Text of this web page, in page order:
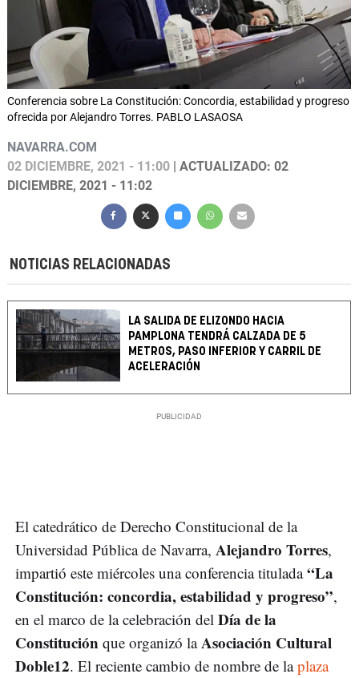
Conferencia sobre La Constitución: Concordia, estabilidad y progreso
ofrecida por Alejandro Torres. PABLO LASAOSA
NAVARRA.COM
02 DICIEMBRE, 2021 - 11:00 | ACTUALIZADO: 02
DICIEMBRE, 2021 - 11:02
NOTICIAS RELACIONADAS
LA SALIDA DE ELIZONDO HACIA
PAMPLONA TENDRÁ CALZADA DE 5
METROS, PASO INFERIOR Y CARRIL DE
ACELERACIÓN
El catedrático de Derecho Constitucional de la
Universidad Pública de Navarra, Alejandro Torres,
impartió este miércoles una conferencia titulada“La
Constitución: concordia, estabilidad y progreso”,
en el marco de la celebración del Día de la
Constitución que organizó laAsociación Cultural
Doble12. El reciente cambio de nombre de laplaza